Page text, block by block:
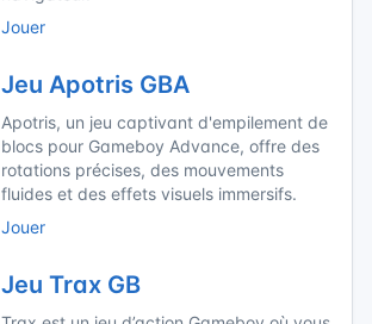
Jouer
Jeu Apotris GBA
Apotris, un jeu captivant d'empilement de
blocs pour Gameboy Advance, offre des
rotations précises, des mouvements
fluides et des effets visuels immersifs.
Jouer
Jeu Trax GB